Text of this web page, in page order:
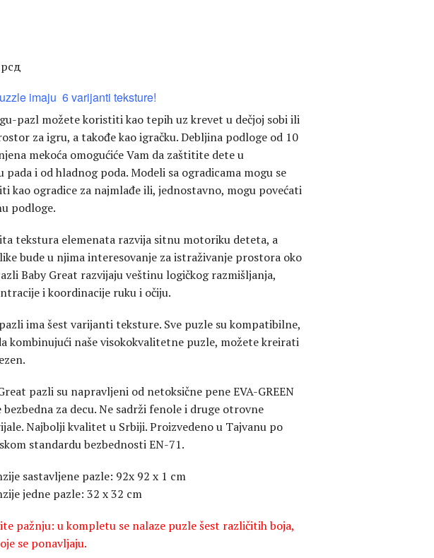
рсд
imaju 6 varijanti teksture!
pazl možete koristiti kao tepih uz krevet u dečjoj sobi ili
za igru, a takođe kao igračku. Debljina podloge od 10
mekoća omogućiće Vam da zaštitite dete u
pada i od hladnog poda. Modeli sa ogradicama mogu se
kao ogradice za najmlađe ili, jednostavno, mogu povećati
podloge.
tekstura elemenata razvija sitnu motoriku deteta, a
bude u njima interesovanje za istraživanje prostora oko
Baby Great razvijaju veštinu logičkog razmišljanja,
i koordinacije ruku i očiju.
ima šest varijanti teksture. Sve puzle su kompatibilne,
kombinujući naše visokokvalitetne puzle, možete kreirati
pazli su napravljeni od netoksične pene EVA-GREEN
bezbedna za decu. Ne sadrži fenole i druge otrovne
Najbolji kvalitet u Srbiji. Proizvedeno u Tajvanu po
standardu bezbednosti EN-71.
sastavljene pazle: 92x 92 x 1 cm
jedne pazle: 32 x 32 cm
pažnju: u kompletu se nalaze puzle šest različitih boja,
se ponavljaju.